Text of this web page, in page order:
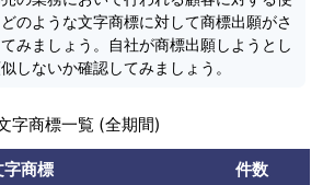
のような文字商標に対して商標出願がさ
みましょう。自社が商標出願しようとし
しないか確認してみましょう。
字商標一覧 (全期間)
字商標
件数